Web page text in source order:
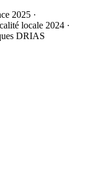
2025 ·
locale 2024 ·
DRIAS